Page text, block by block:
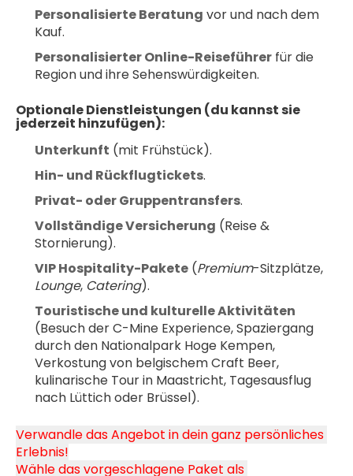
Personalisierte Beratung vor und nach dem
Kauf.
Personalisierter Online-Reiseführer für die
Region und ihre Sehenswürdigkeiten.
Optionale Dienstleistungen (du kannst sie
jederzeit hinzufügen):
Unterkunft (mit Frühstück).
Hin- und Rückflugtickets.
Privat- oder Gruppentransfers.
Vollständige Versicherung (Reise &
Stornierung).
VIP Hospitality-Pakete (Premium
Lounge, Catering).
Touristische und kulturelle Aktivitäten
(Besuch der C-Mine Experience, Spaziergang
durch den Nationalpark Hoge Kempen,
Verkostung von belgischem Craft Beer,
kulinarische Tour in Maastricht, Tagesausflug
nach Lüttich oder Brüssel).
Verwandle das Angebot in dein ganz persönliches
Erlebnis!
Wähle das vorgeschlagene Paket als